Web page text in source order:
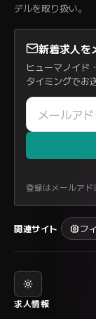
デルを取り扱い。
新着求人を
ヒューマノイド
タイミングでお
登録はメールアド
関連サイト フ
求人情報